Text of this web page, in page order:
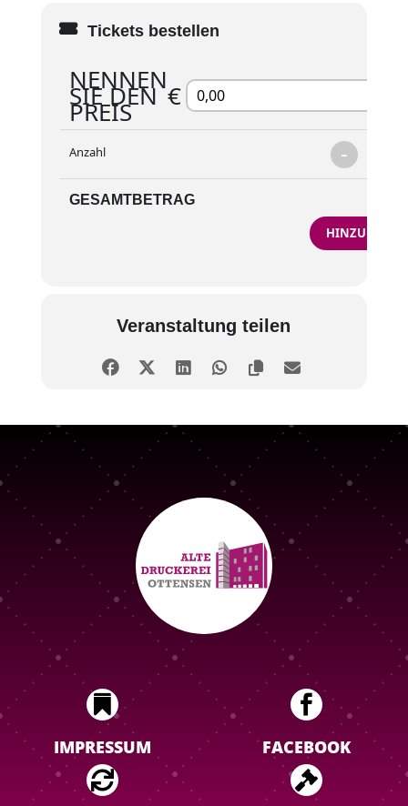
Tickets bestellen
NENNEN
SIE DEN
PREIS €
Anzahl -
GESAMTBETRAG
HINZUFÜGEN
Veranstaltung teilen

IMPRESSUM

FACEBOOK
 